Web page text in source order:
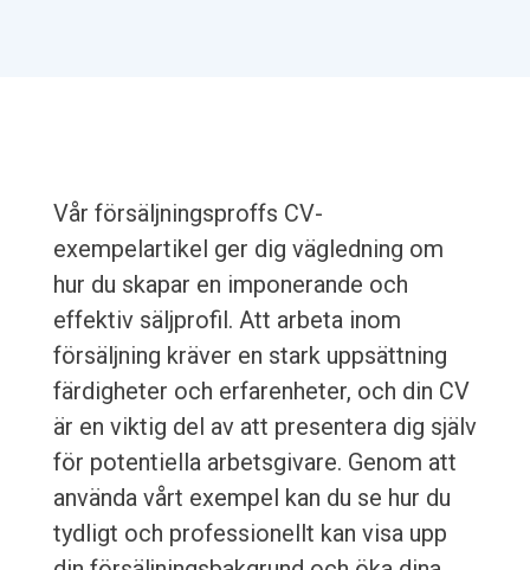
Vår försäljningsproffs CV-
exempelartikel ger dig vägledning om
hur du skapar en imponerande och
effektiv säljprofil. Att arbeta inom
försäljning kräver en stark uppsättning
färdigheter och erfarenheter, och din CV
är en viktig del av att presentera dig själv
för potentiella arbetsgivare. Genom att
använda vårt exempel kan du se hur du
tydligt och professionellt kan visa upp